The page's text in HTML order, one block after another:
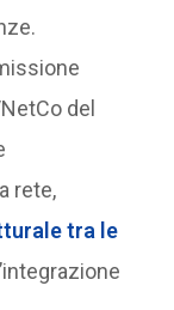
del
rete,
tra le